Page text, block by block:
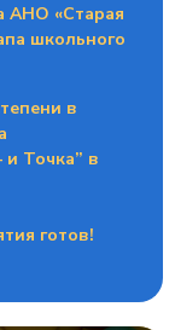
АНО «Старая
школьного
в
Точка” в
готов!